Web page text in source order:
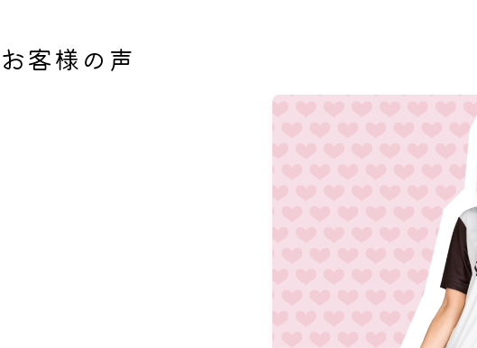
お客様の声